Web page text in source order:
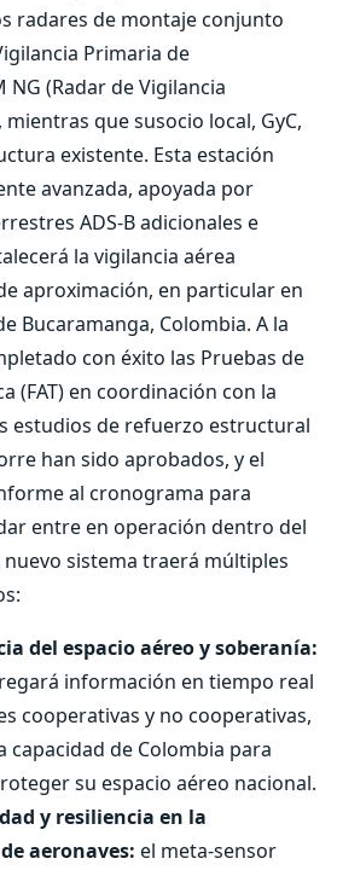
radares de montaje conjunto
Primaria de
NG (Radar de Vigilancia
que susocio local, GyC,
existente. Esta estación
avanzada, apoyada por
ADS-B adicionales e
la vigilancia aérea
aproximación, en particular en
Bucaramanga, Colombia. A la
con éxito las Pruebas de
(FAT) en coordinación con la
estudios de refuerzo estructural
han sido aprobados, y el
al cronograma para
entre en operación dentro del
nuevo sistema traerá múltiples
del espacio aéreo y soberanía:
información en tiempo real
cooperativas y no cooperativas,
capacidad de Colombia para
su espacio aéreo nacional.
y resiliencia en la
aeronaves: el meta-sensor